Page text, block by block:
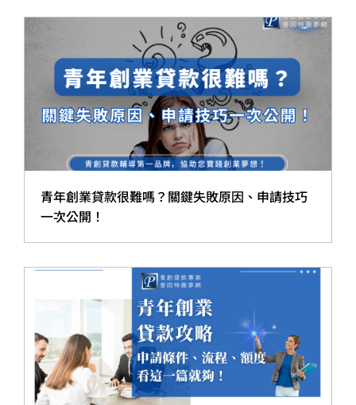
青年創業貸款很難嗎？關鍵失敗原因、申請技巧
一次公開！